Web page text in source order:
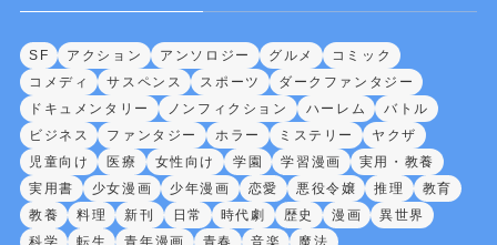
SF アクション アンソロジー グルメ
コミック
コメディ
サスペンス スポーツ
ダークファンタジー
ドキュメンタリー
ノンフィクション ハーレム
バトル
ビジネス
ファンタジー ホラー ミステリー
ヤクザ
児童向け
医療 女性向け 学園 学習漫画
実用・教養
実用書
少女漫画 少年漫画 恋愛 悪役令嬢 推理
教育
教養
料理 新刊 日常 時代劇 歴史 漫画
異世界
科学
転生 青年漫画 青春 音楽 魔法